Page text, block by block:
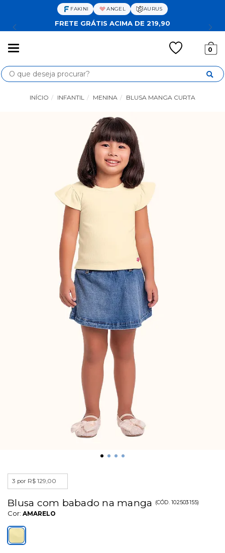
FAKINI ANGEL AURUS
FRETE GRÁTIS ACIMA DE 219,90
0
Busca
INÍCIO INFANTIL MENINA BLUSA MANGA CURTA
3 por R$ 129,00
Blusa com babado na manga (CÓD. 102503155)
Cor: AMARELO